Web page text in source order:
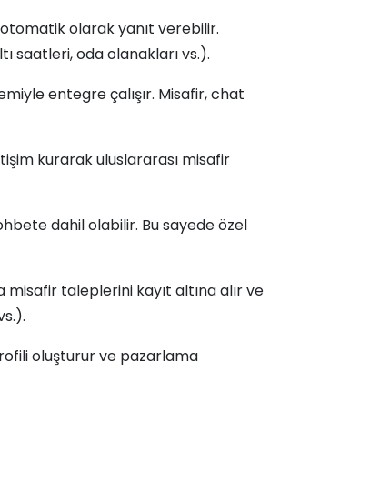
olarak yanıt verebilir.
saatleri, oda olanakları vs.).
entegre çalışır. Misafir, chat
kurarak uluslararası misafir
dahil olabilir. Bu sayede özel
misafir taleplerini kayıt altına alır ve
oluşturur ve pazarlama